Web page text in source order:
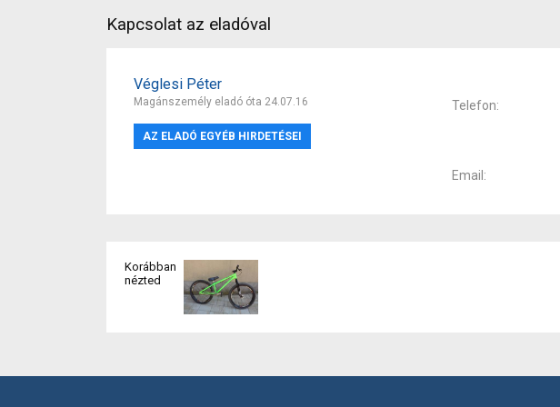
Kapcsolat az eladóval
Véglesi Péter
Magánszemély eladó óta 24.07.16
AZ ELADÓ EGYÉB HIRDETÉSEI
Telefon
Email
Korábban
nézted